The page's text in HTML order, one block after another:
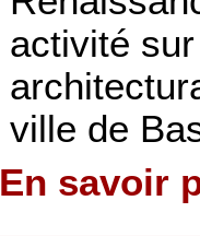
activité
ville de
En savoir